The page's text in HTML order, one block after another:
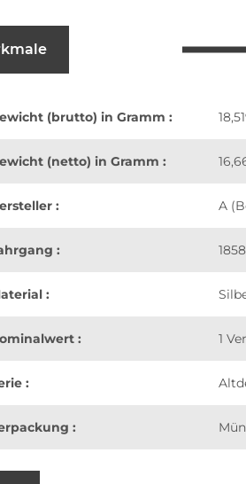
(brutto) in Gramm :
(netto) in Gramm :
: A
: 1858
:
: 1
:
: